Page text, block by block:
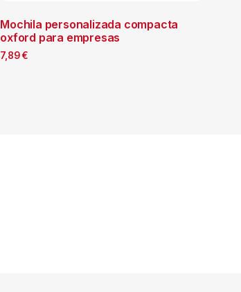
Mochila personalizada compacta
oxford para empresas
7,89€